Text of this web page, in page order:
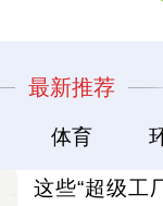
最新推荐
体育
这些“超级工